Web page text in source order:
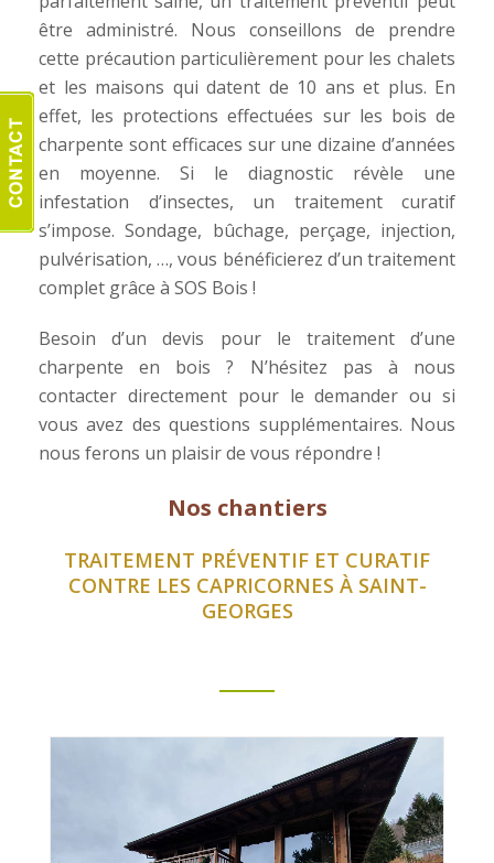
être administré. Nous conseillons de prendre
cette précaution particulièrement pour les chalets
et les maisons qui datent de 10 ans et plus. En
effet, les protections effectuées sur les bois de
charpente sont efficaces sur une dizaine d’années
en moyenne. Si le diagnostic révèle une
infestation d’insectes, un traitement curatif
s’impose. Sondage, bûchage, perçage, injection,
pulvérisation, …, vous bénéficierez d’un traitement
complet grâce à SOS Bois !
Besoin d’un devis pour le traitement d’une
charpente en bois ? N’hésitez pas à nous
contacter directement pour le demander ou si
vous avez des questions supplémentaires. Nous
nous ferons un plaisir de vous répondre !
Nos chantiers
TRAITEMENT PRÉVENTIF ET CURATIF
CONTRE LES CAPRICORNES À SAINT-
GEORGES